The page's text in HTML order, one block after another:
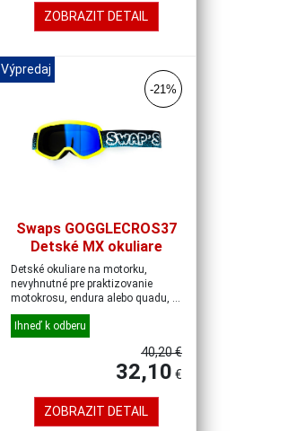
ZOBRAZIT DETAIL
Výpredaj
-21%
Swaps GOGGLECROS37
Detské MX okuliare
Detské
žlté/modré/iridium
modré
Detské okuliare na motorku,
nevyhnutné pre praktizovanie
motokrosu, endura alebo quadu, s
vynikající...
Ihneď k odberu
40,20 €
32,10 €
ZOBRAZIT DETAIL